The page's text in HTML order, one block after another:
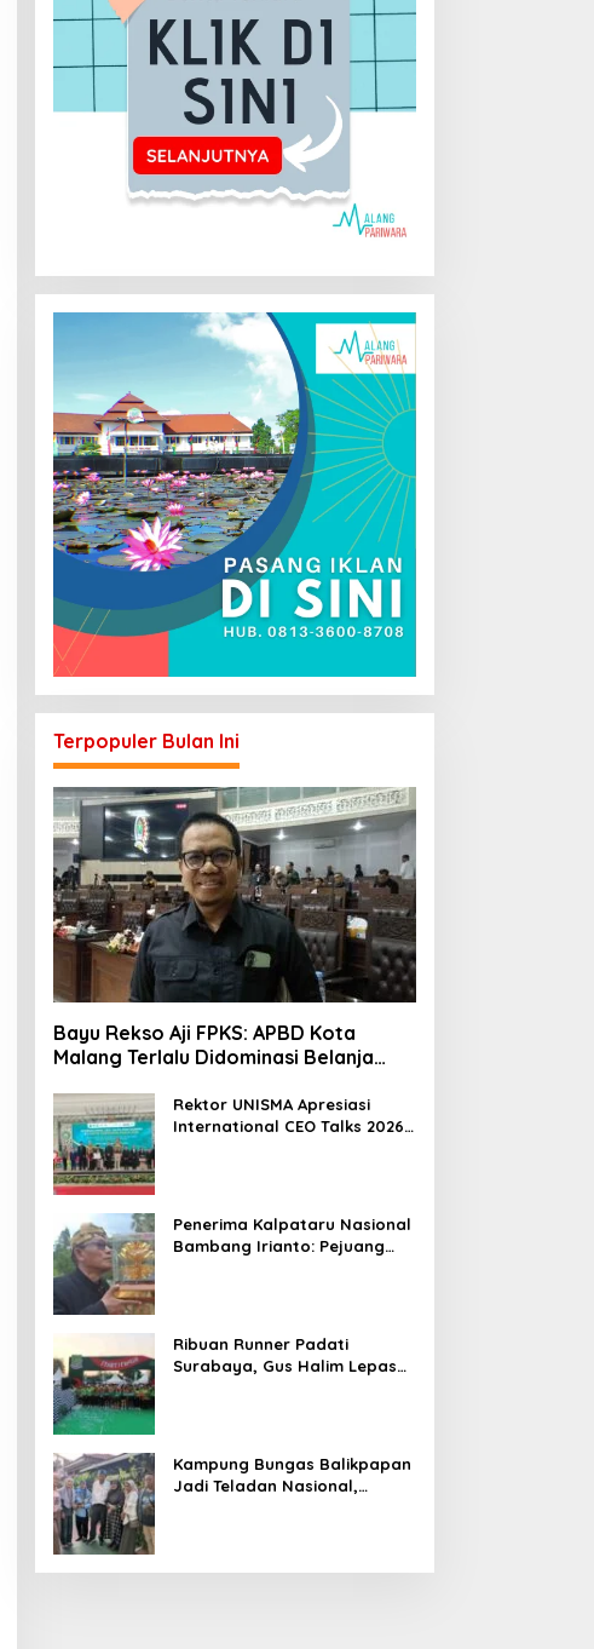
Terpopuler Bulan Ini
Bayu Rekso Aji FPKS: APBD Kota
Malang Terlalu Didominasi Belanja
Hasil
Rektor UNISMA Apresiasi
International CEO Talks 2026,
Penerima Kalpataru Nasional
Bambang Irianto: Pejuang
Ribuan Runner Padati
Surabaya, Gus Halim Lepas
Kampung Bungas Balikpapan
Jadi Teladan Nasional,
Berkelanjutan